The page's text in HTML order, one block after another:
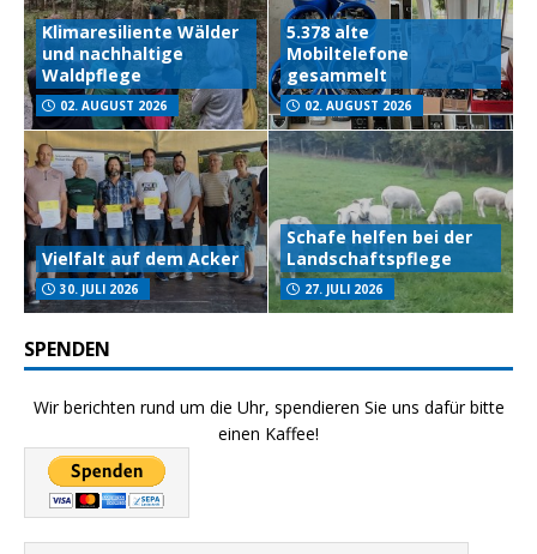
Klimaresiliente Wälder
und nachhaltige
Waldpflege
02. AUGUST 2026
5.378 alte
Mobiltelefone
gesammelt
02. AUGUST 2026
Vielfalt auf dem Acker
30. JULI 2026
Schafe helfen bei der
Landschaftspflege
27. JULI 2026
SPENDEN
Wir berichten rund um die Uhr, spendieren Sie uns dafür bitte
einen Kaffee!